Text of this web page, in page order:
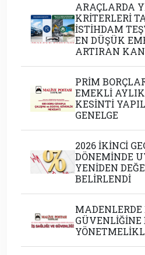
ARAÇLARDA
KRİTERLERİ
İSTİHDAM
EN DÜŞÜK
ARTIRAN
PRİM
EMEKLİ
KESİNTİ
GENELGE
2026 İKİNCİ
DÖNEMİNDE
YENİDEN
BELİRLENDİ
GÜVENLİĞİNE